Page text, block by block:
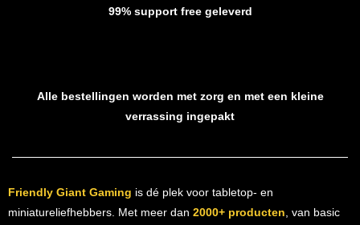
99% support free geleverd
Alle bestellingen worden met zorg en met een kleine
verrassing ingepakt
Friendly Giant Gaming is dé plek voor tabletop- en
miniatureliefhebbers. Met meer dan 2000+ producten, van basic